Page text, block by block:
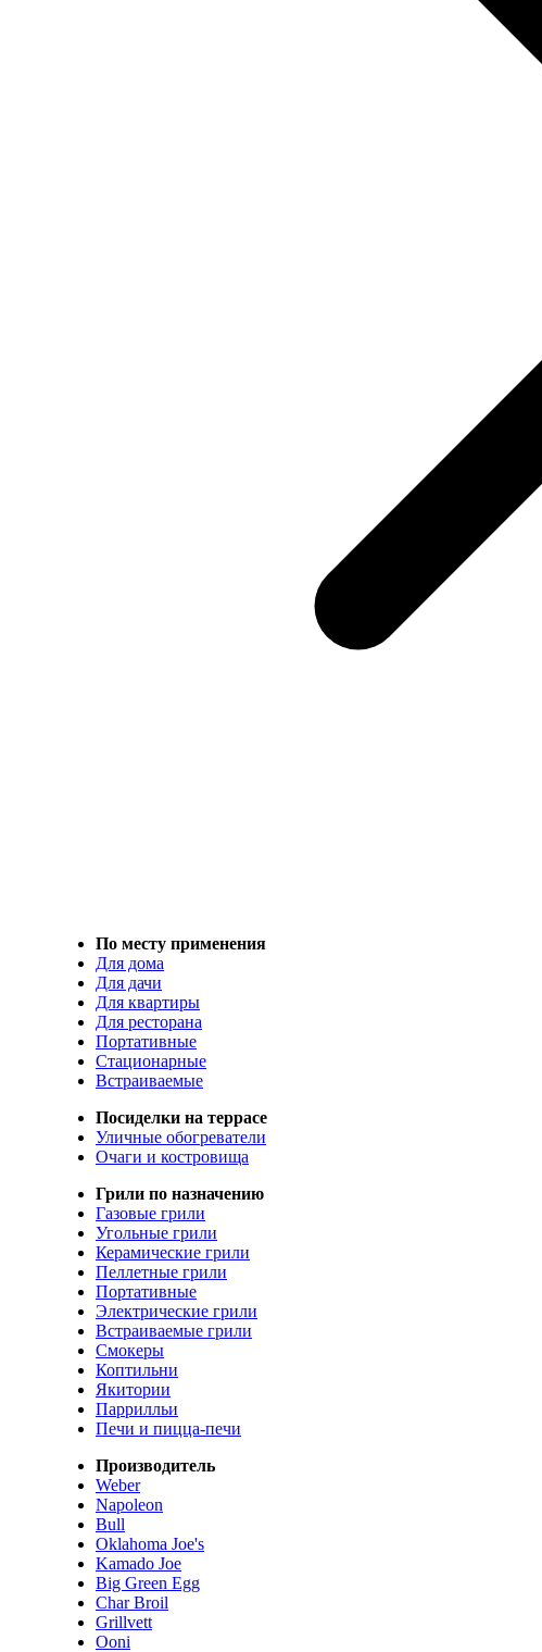
По месту применения
Для дома
Для дачи
Для квартиры
Для ресторана
Портативные
Стационарные
Встраиваемые
Посиделки на террасе
Уличные обогреватели
Очаги и костровища
Грили по назначению
Газовые грили
Угольные грили
Керамические грили
Пеллетные грили
Портативные
Электрические грили
Встраиваемые грили
Смокеры
Коптильни
Якитории
Паррилльи
Печи и пицца-печи
Производитель
Weber
Napoleon
Bull
Oklahoma Joe's
Kamado Joe
Big Green Egg
Char Broil
Grillvett
Ooni